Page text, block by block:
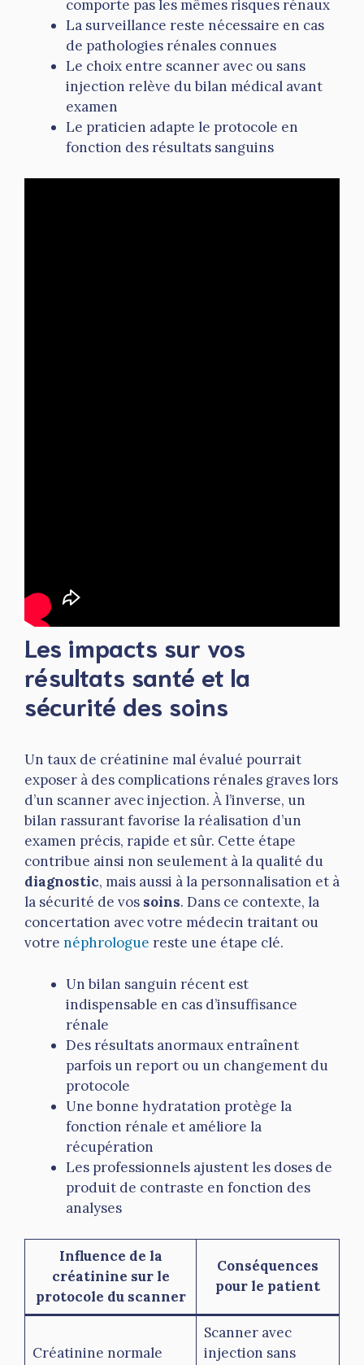
comporte pas les mêmes risques rénaux
La surveillance reste nécessaire en cas
de pathologies rénales connues
Le choix entre scanner avec ou sans
injection relève du bilan médical avant
examen
Le praticien adapte le protocole en
fonction des résultats sanguins
Les impacts sur vos
résultats santé et la
sécurité des soins
Un taux de créatinine mal évalué pourrait
exposer à des complications rénales graves lors
d’un scanner avec injection. À l’inverse, un
bilan rassurant favorise la réalisation d’un
examen précis, rapide et sûr. Cette étape
contribue ainsi non seulement à la qualité du
diagnostic, mais aussi à la personnalisation et à
la sécurité de vos soins. Dans ce contexte, la
concertation avec votre médecin traitant ou
votre néphrologue reste une étape clé.
Un bilan sanguin récent est
indispensable en cas d’insuffisance
rénale
Des résultats anormaux entraînent
parfois un report ou un changement du
protocole
Une bonne hydratation protège la
fonction rénale et améliore la
récupération
Les professionnels ajustent les doses de
produit de contraste en fonction des
analyses
Influence de la
créatinine sur le
protocole du scanner
Conséquences
pour le patient
Créatinine normale
Scanner avec
injection sans